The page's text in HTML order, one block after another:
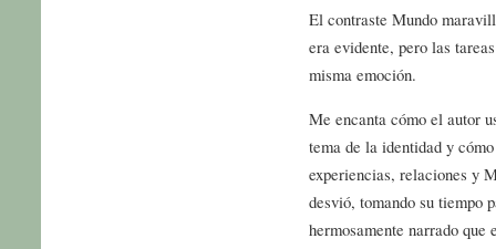
El contraste Mundo
era evidente, pero las
misma emoción.
Me encanta cómo el autor
tema de la identidad y
experiencias, relaciones y
desvió, tomando su tiempo
hermosamente narrado